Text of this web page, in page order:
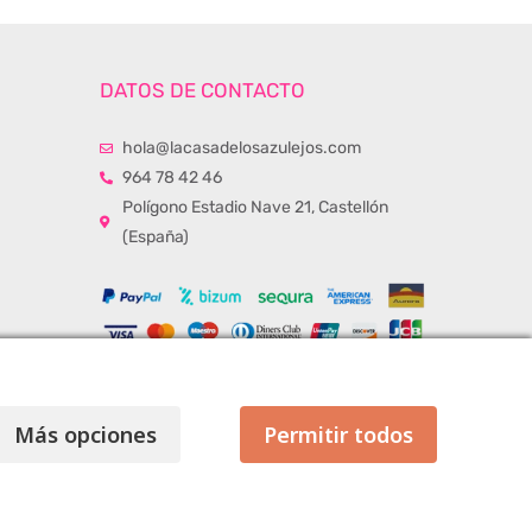
DATOS DE CONTACTO
hola@lacasadelosazulejos.com
964 78 42 46
Polígono Estadio Nave 21, Castellón
(España)
Más opciones Permitir todos